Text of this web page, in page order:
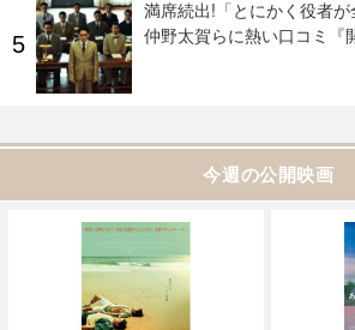
満席続出!「とにかく役者
仲野太賀らに熱い口コミ『
今週の公開映画